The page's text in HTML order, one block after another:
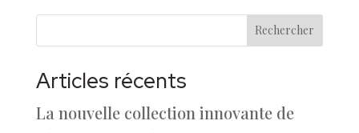
Rechercher
Articles récents
La nouvelle collection innovante de